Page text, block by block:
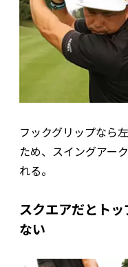
フックグリップなら
ため、スイングアー
れる。
スクエアだとト
ない